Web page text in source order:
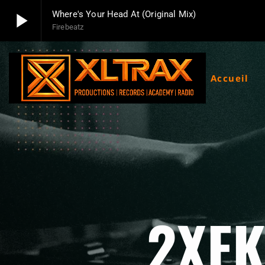
play_arrow Where's Your Head At (Original Mix)
Firebeatz
play_arrow Xltrax Radio
Xltrax Radio Station
Accueil